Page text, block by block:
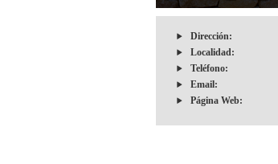
Dirección:
Localidad:
Teléfono:
Email:
Página Web: